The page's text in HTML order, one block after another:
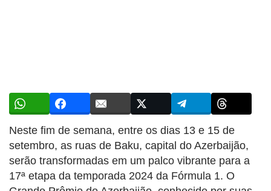
Neste fim de semana, entre os dias 13 e 15 de
setembro, as ruas de Baku, capital do Azerbaijão,
serão transformadas em um palco vibrante para a
17ª etapa da temporada 2024 da Fórmula 1. O